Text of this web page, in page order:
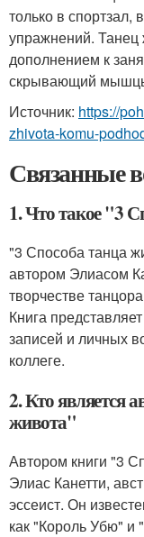
только в
упражнений.
дополнением к
скрывающий
Источник: https://
zhivota-komu-
Связанные
1. Что такое "3
"3 Способа танца
автором Элиасом
творчестве
Книга
записей и личных
коллеге.
2. Кто является
живота"
Автором книги "3
Элиас Канетти,
эссеист. Он
как "Король Убю" и